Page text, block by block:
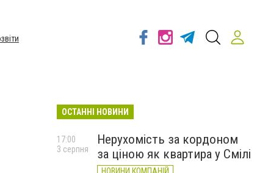
ОСТАННІ НОВИНИ
Нерухомість за кордоном
за ціною як квартира у Смілі
17:00
3 серпня